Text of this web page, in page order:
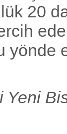
20
yönde
Yeni